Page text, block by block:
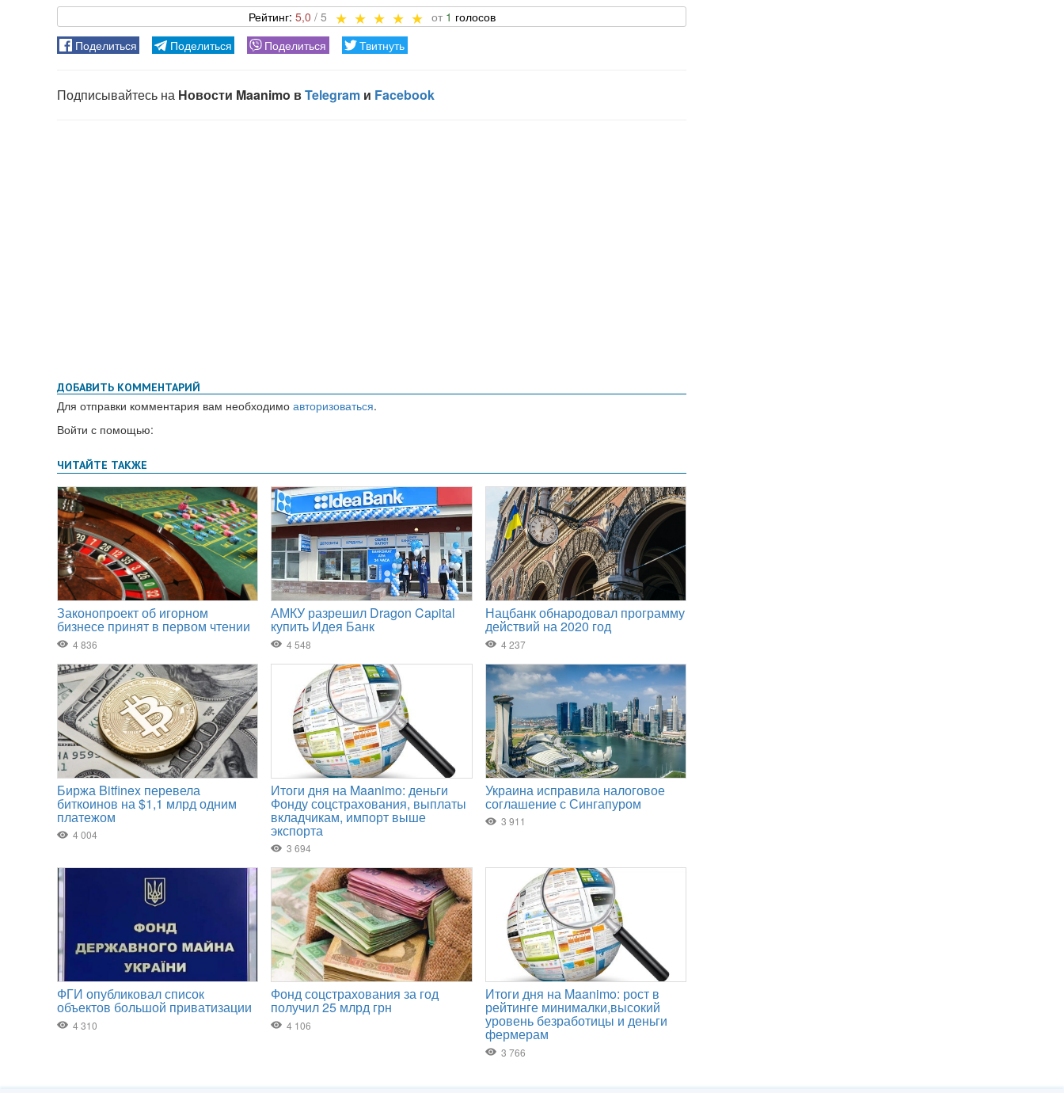
5,0 1
ДОБАВИТЬ КОММЕНТАРИЙ
Для отправки комментария вам необходимо авторизоваться.
Войти с помощью: